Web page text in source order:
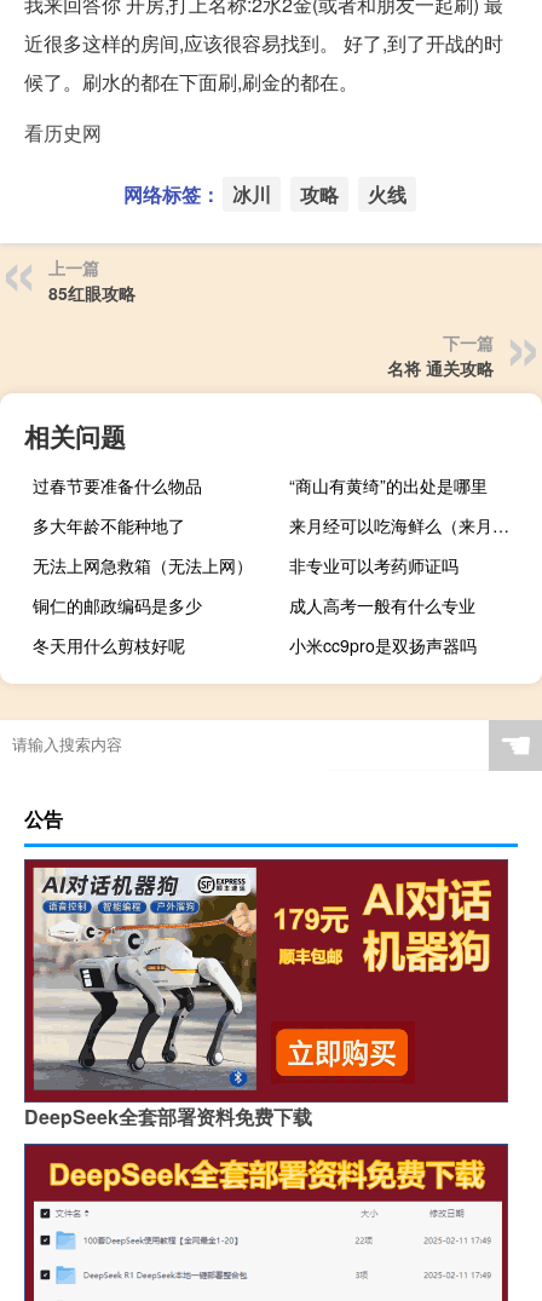
近很多这样的房间,应该很容易找到。 好了,到了开战的时
候了。刷水的都在下面刷,刷金的都在。
看历史网
网络标签： 冰川 攻略 火线
上一篇
85红眼攻略
下一篇
名将 通关攻略
相关问题
过春节要准备什么物品
“商山有黄绮”的出处是哪里
多大年龄不能种地了
来月经可以吃海鲜么（来月经期能吃海鲜吗）
无法上网急救箱（无法上网）
非专业可以考药师证吗
铜仁的邮政编码是多少
成人高考一般有什么专业
冬天用什么剪枝好呢
小米cc9pro是双扬声器吗
☚
公告
DeepSeek全套部署资料免费下载